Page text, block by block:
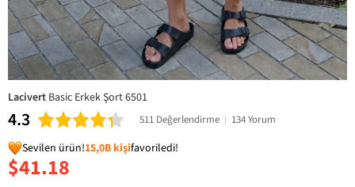
Lacivert Basic Erkek Şort 6501
4.3 511 Değerlendirme | 134 Yorum
Sevilen ürün!15,0B kişifavoriledi!
$41.18